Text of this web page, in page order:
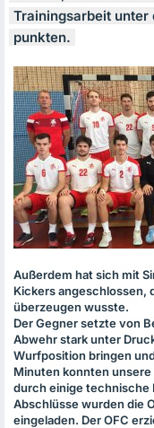
Trainingsarbeit unter
punkten.
Außerdem hat sich mit
Kickers angeschlossen,
überzeugen wusste.
Der Gegner setzte von
Abwehr stark unter
Wurfposition bringen
Minuten konnten
durch einige technische
Abschlüsse wurden die
eingeladen. DerOFC